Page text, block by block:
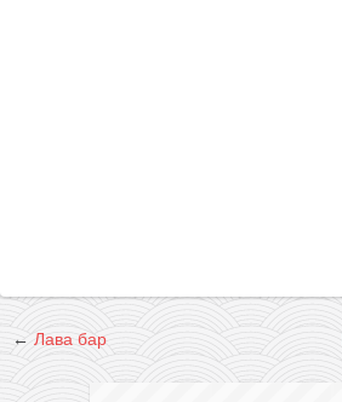
фотке
контакт
← Лава бар